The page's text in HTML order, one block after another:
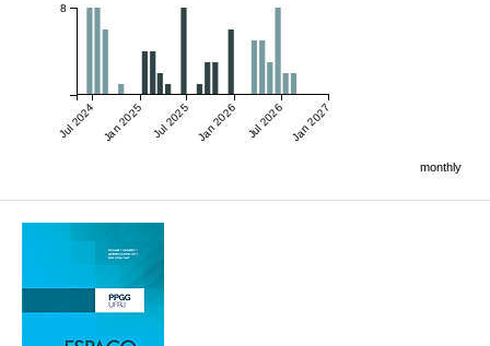
Jul 2024 Jan 2025 Jul 2025 Jan 2026 Jul 2026 Jan 2027
8
monthly